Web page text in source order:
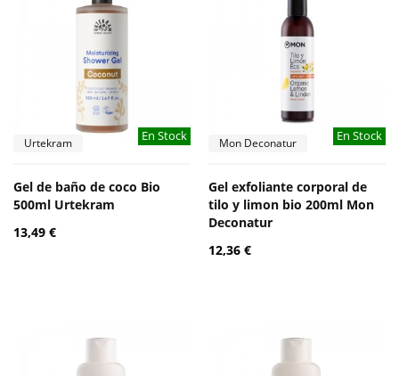
En Stock
Urtekram
Gel de baño de coco Bio
500ml Urtekram
13,49 €
En Stock
Mon Deconatur
Gel exfoliante corporal de
tilo y limon bio 200ml Mon
Deconatur
12,36 €